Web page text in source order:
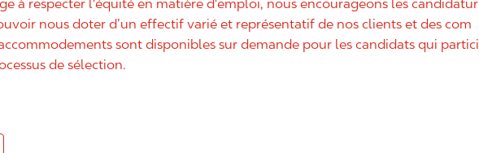
à respecter l'équité en matière d'emploi, nous encourageons les candidatur
nous doter d’un effectif varié et représentatif de nos clients et des com
sont disponibles sur demande pour les candidats qui partici
de sélection.